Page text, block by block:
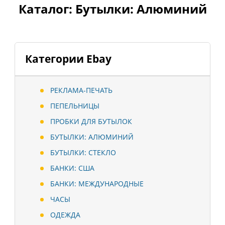
Категории Ebay
РЕКЛАМА-ПЕЧАТЬ
ПЕПЕЛЬНИЦЫ
ПРОБКИ ДЛЯ БУТЫЛОК
БУТЫЛКИ: АЛЮМИНИЙ
БУТЫЛКИ: СТЕКЛО
БАНКИ: США
БАНКИ: МЕЖДУНАРОДНЫЕ
ЧАСЫ
ОДЕЖДА
Каталог: Бутылки: Алюминий